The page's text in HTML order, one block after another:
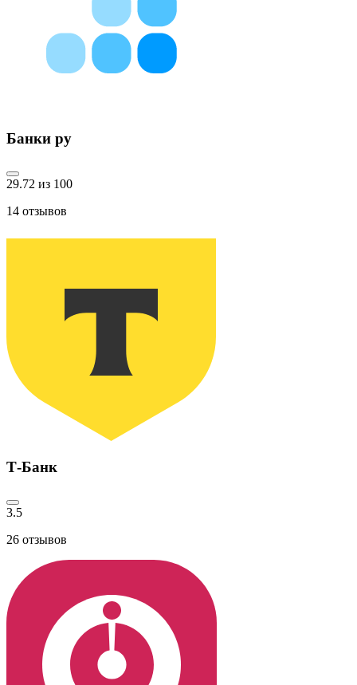
Банки ру
29.72 из 100
14 отзывов
Т-Банк
3.5
26 отзывов